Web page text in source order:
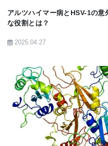
に依存しており、この稀
ました 。このシステムに
の大規模な研究が可能に
ました 。従来の手法で
究できないという制限が
バーバリー博士は、「有
がいつ、なぜ作られるの
アルツハイマー病とHSV-1の
な役割とは？
2025.04.27